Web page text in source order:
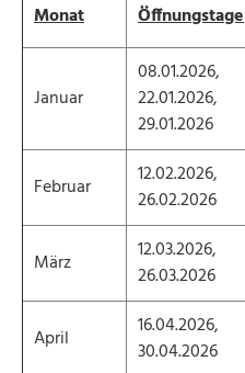
Monat Öffnungstage
Januar
08.01.2026,
22.01.2026,
29.01.2026
Februar
12.02.2026,
26.02.2026
März
12.03.2026,
26.03.2026
April
16.04.2026,
30.04.2026